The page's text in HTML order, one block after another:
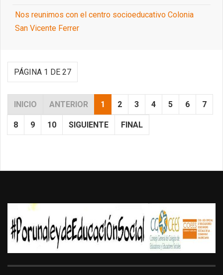
Nos reunimos con el centro socioeducativo Colonia
San Vicente Ferrer
PÁGINA 1 DE 27
INICIO ANTERIOR 1 2 3 4 5 6 7
8 9 10 SIGUIENTE FINAL